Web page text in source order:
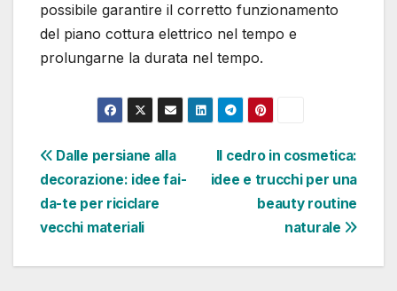
possibile garantire il corretto funzionamento
del piano cottura elettrico nel tempo e
prolungarne la durata nel tempo.
Navigazione
articoli
Il cedro in cosmetica:
idee e trucchi per una
beauty routine
naturale
Dalle persiane alla
decorazione: idee fai-
da-te per riciclare
vecchi materiali